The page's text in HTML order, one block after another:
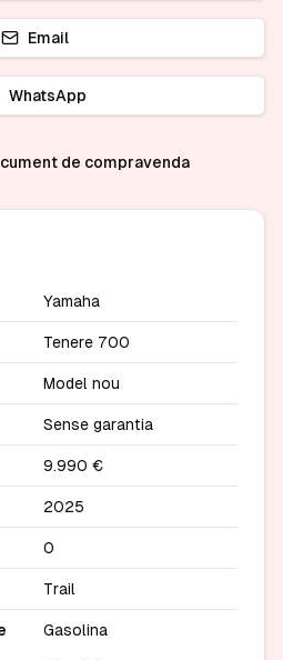
Email
WhatsApp
de compravenda
Yamaha
Tenere 700
Model nou
Sense garantia
9.990 €
2025
0
Trail
Gasolina